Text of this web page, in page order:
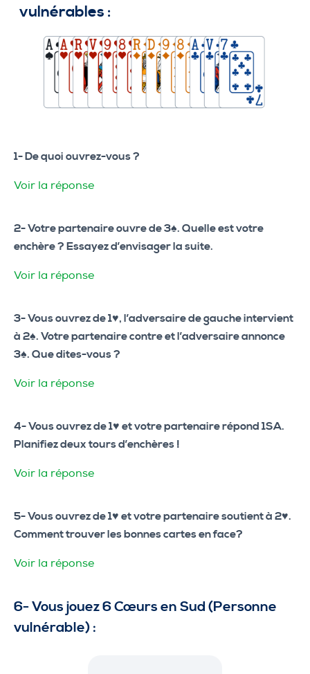
vulnérables :
1- De quoi ouvrez-vous ?
Voir la réponse
2- Votre partenaire ouvre de 3♠. Quelle est votre
enchère ? Essayez d’envisager la suite.
Voir la réponse
3- Vous ouvrez de 1♥, l’adversaire de gauche intervient
à 2♠. Votre partenaire contre et l’adversaire annonce
3♠. Que dites-vous ?
Voir la réponse
4- Vous ouvrez de 1♥ et votre partenaire répond 1SA.
Planifiez deux tours d’enchères !
Voir la réponse
5- Vous ouvrez de 1♥ et votre partenaire soutient à 2♥.
Comment trouver les bonnes cartes en face?
Voir la réponse
6- Vous jouez 6 Cœurs en Sud (Personne
vulnérable) :